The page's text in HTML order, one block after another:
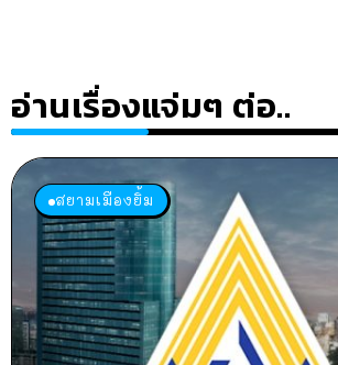
อ่านเรื่องแจ่มๆ ต่อ..
สยามเมืองยิ้ม